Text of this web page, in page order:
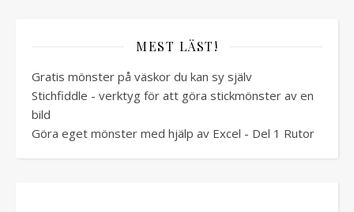
MEST LÄST!
Gratis mönster på väskor du kan sy själv
Stichfiddle - verktyg för att göra stickmönster av en
bild
Göra eget mönster med hjälp av Excel - Del 1 Rutor